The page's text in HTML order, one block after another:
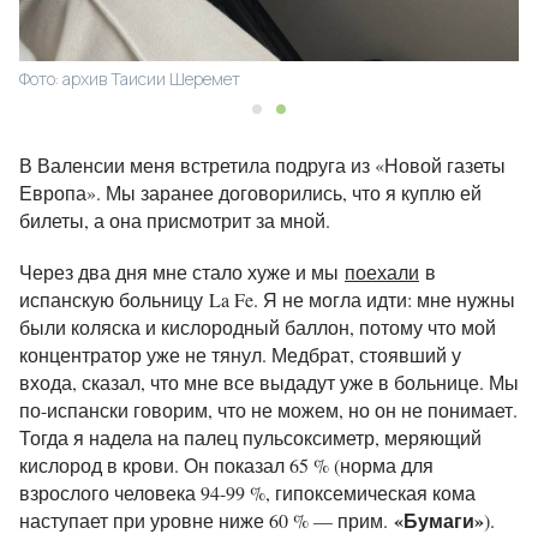
Фото: архив Таисии Шеремет
В Валенсии меня встретила подруга из «Новой газеты
Европа». Мы заранее договорились, что я куплю ей
билеты, а она присмотрит за мной.
Через два дня мне стало хуже и мы поехали в
испанскую больницу La Fe. Я не могла идти: мне нужны
были коляска и кислородный баллон, потому что мой
концентратор уже не тянул. Медбрат, стоявший у
входа, сказал, что мне все выдадут уже в больнице. Мы
по-испански говорим, что не можем, но он не понимает.
Тогда я надела на палец пульсоксиметр, меряющий
кислород в крови. Он показал 65 % (норма для
взрослого человека 94-99 %, гипоксемическая кома
наступает при уровне ниже 60 % — прим. «Бумаги»).